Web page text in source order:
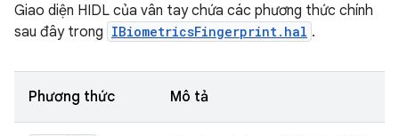
Giao diện HIDL của vân tay chứa các phương thức chính
sau đây trong IBiometricsFingerprint.hal .
Phương thức Mô tả